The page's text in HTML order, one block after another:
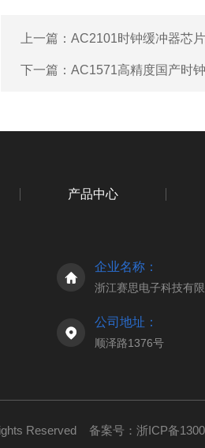
上一篇： AC2101时钟缓冲器芯
下一篇： AC1571高精度国产时
产品中心
企业名称：
浙江赛思电子科技有
公司地址：
顺泽路1376号
Reserved 备案号：浙ICP备